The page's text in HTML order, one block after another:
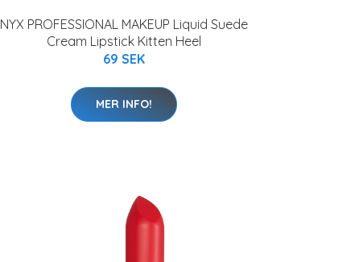
NYX PROFESSIONAL MAKEUP Liquid Suede
Cream Lipstick Kitten Heel
69 SEK
MER INFO!